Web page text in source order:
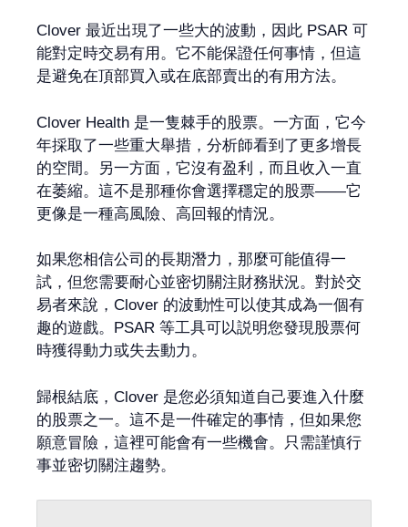
Clover 最近出現了一些大的波動，因此 PSAR 可
能對定時交易有用。它不能保證任何事情，但這
是避免在頂部買入或在底部賣出的有用方法。
Clover Health 是一隻棘手的股票。一方面，它今
年採取了一些重大舉措，分析師看到了更多增長
的空間。另一方面，它沒有盈利，而且收入一直
在萎縮。這不是那種你會選擇穩定的股票——它
更像是一種高風險、高回報的情況。
如果您相信公司的長期潛力，那麼可能值得一
試，但您需要耐心並密切關注財務狀況。對於交
易者來說，Clover 的波動性可以使其成為一個有
趣的遊戲。PSAR 等工具可以説明您發現股票何
時獲得動力或失去動力。
歸根結底，Clover 是您必須知道自己要進入什麼
的股票之一。這不是一件確定的事情，但如果您
願意冒險，這裡可能會有一些機會。只需謹慎行
事並密切關注趨勢。